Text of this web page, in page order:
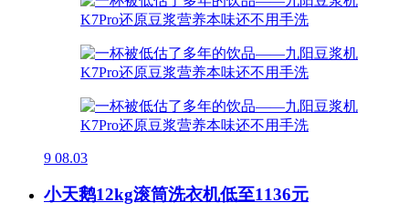
9 08.03
小天鹅12kg滚筒洗衣机低至1136元